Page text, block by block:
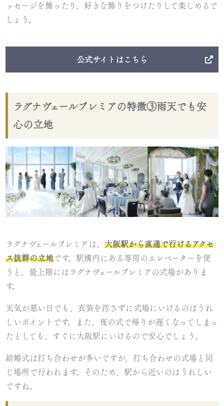
ッセージを飾ったり、好きな飾りをつけたりして楽しめるで
しょう。
公式サイトはこちら
ラグナヴェールプレミアの特徴③雨天でも安
心の立地
ラグナヴェールプレミアは、大阪駅から直通で行けるアクセ
ス抜群の立地です。駅構内にある専用のエレベーターを使
うと、最上階にはラグナヴェールプレミアの式場がありま
す。
天気が悪い日でも、衣装を汚さずに式場にいけるのはうれ
しいポイントです。また、夜の式で帰りが遅くなってしまっ
たとしても、すぐに大阪駅にいけるので安心でしょう。
結婚式は打ち合わせが多いですが、打ち合わせの式場と同
じ場所で行われます。そのため、駅から近いのはうれしい
ですね。